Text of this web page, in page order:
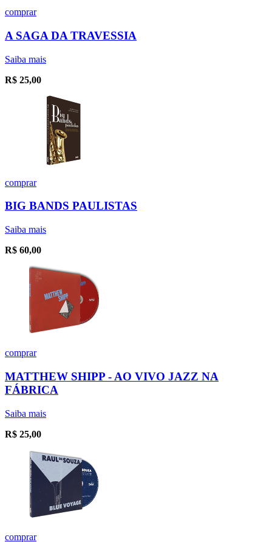
comprar
A SAGA DA TRAVESSIA
Saiba mais
R$ 25,00
comprar
BIG BANDS PAULISTAS
Saiba mais
R$ 60,00
comprar
MATTHEW SHIPP - AO VIVO JAZZ NA
FÁBRICA
Saiba mais
R$ 25,00
comprar